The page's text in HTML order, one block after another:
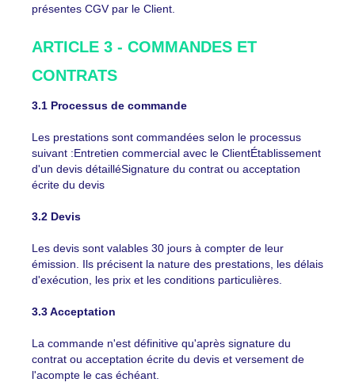
présentes CGV par le Client.
ARTICLE 3 - COMMANDES ET
CONTRATS
3.1 Processus de commande
Les prestations sont commandées selon le processus
suivant :Entretien commercial avec le ClientÉtablissement
d'un devis détailléSignature du contrat ou acceptation
écrite du devis
3.2 Devis
Les devis sont valables 30 jours à compter de leur
émission. Ils précisent la nature des prestations, les délais
d'exécution, les prix et les conditions particulières.
3.3 Acceptation
La commande n'est définitive qu'après signature du
contrat ou acceptation écrite du devis et versement de
l'acompte le cas échéant.